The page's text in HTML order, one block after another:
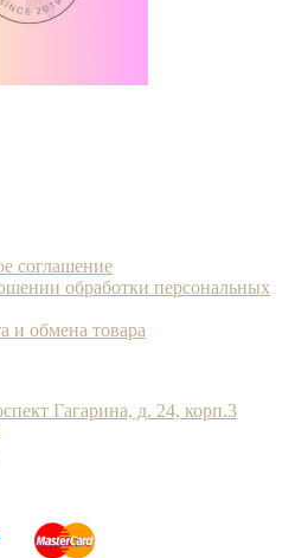
соглашение
обработки персональных
и обмена товара
Гагарина, д. 24, корп.3